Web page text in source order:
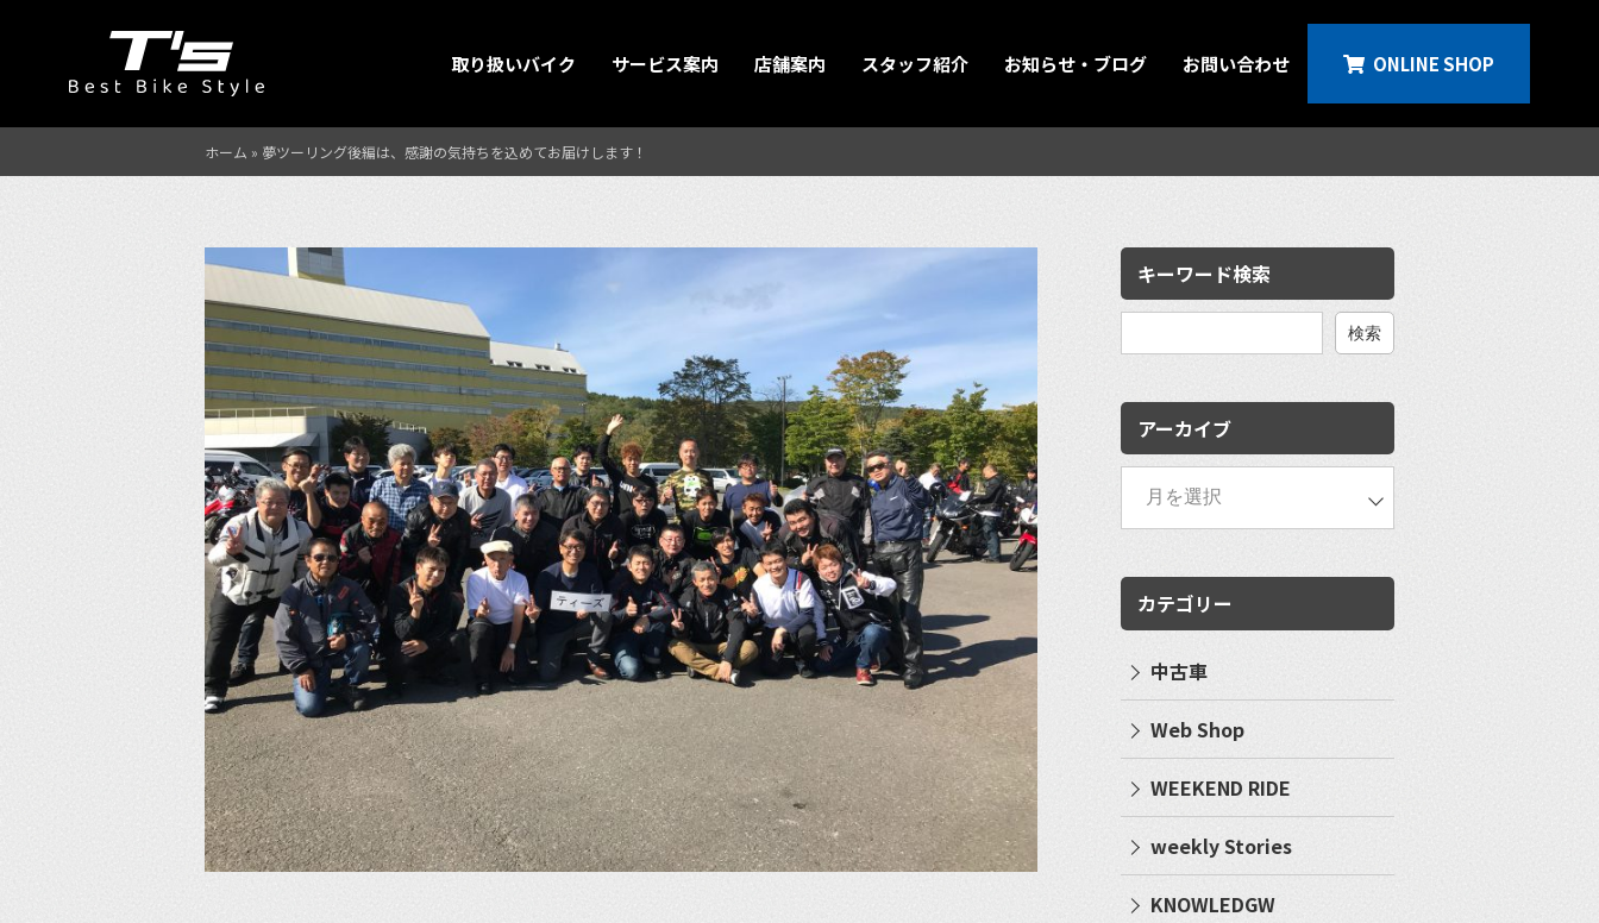
取り扱いバイク サービス案内 店舗案内 スタッフ紹介 お知らせ・ブログ お問い合わせ ONLINE SHOP
ホーム » 夢ツーリング後編は、感謝の気持ちを込めてお届けします！
キーワード検索
検
アーカイブ
カテゴリー
中古車
Web Shop
WEEKEND RIDE
weekly Stories
KNOWLEDGW